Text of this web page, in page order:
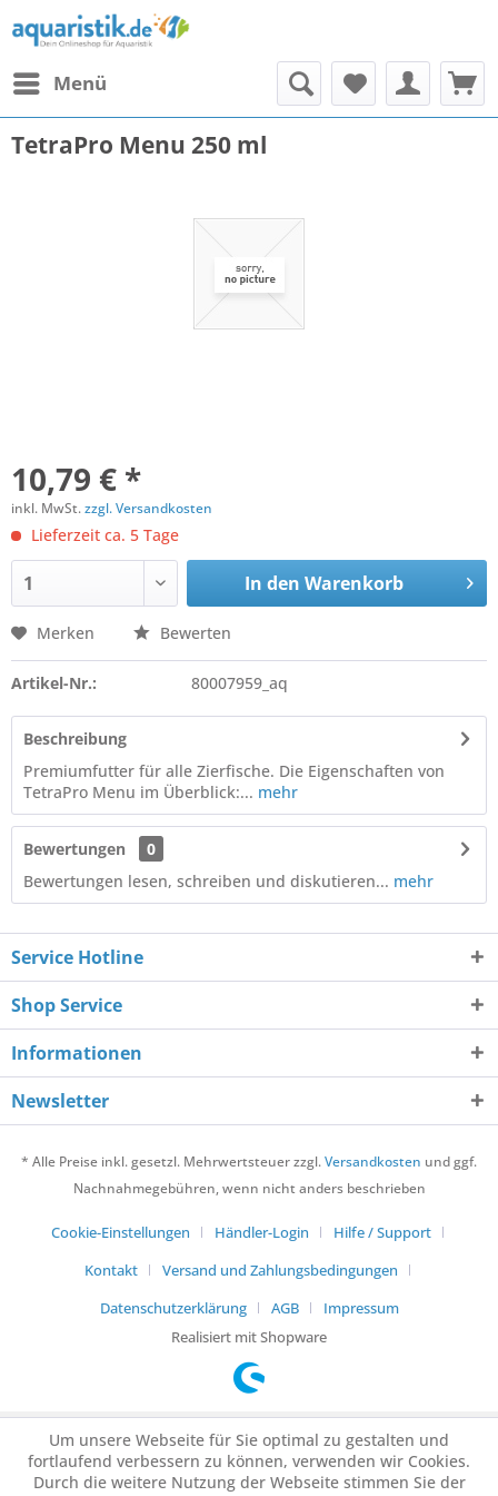
Menü
TetraPro Menu 250 ml
10,79 € *
inkl. MwSt.zzgl. Versandkosten
Lieferzeit ca. 5 Tage
In den Warenkorb
Merken Bewerten
Artikel-Nr.: 80007959_aq
Beschreibung
Premiumfutter für alle Zierfische. Die Eigenschaften von
TetraPro Menu im Überblick:... mehr
Bewertungen
0
Bewertungen lesen, schreiben und diskutieren... mehr
Service Hotline
Shop Service
Informationen
Newsletter
* Alle Preise inkl. gesetzl. Mehrwertsteuer zzgl.Versandkosten und ggf.
Nachnahmegebühren, wenn nicht anders beschrieben
Cookie-Einstellungen Händler-Login
Hilfe / Support
Kontakt
Versand und Zahlungsbedingungen
Datenschutzerklärung
AGB
Impressum
Realisiert mit Shopware
Um unsere Webseite für Sie optimal zu gestalten und
fortlaufend verbessern zu können, verwenden wir Cookies.
Durch die weitere Nutzung der Webseite stimmen Sie der